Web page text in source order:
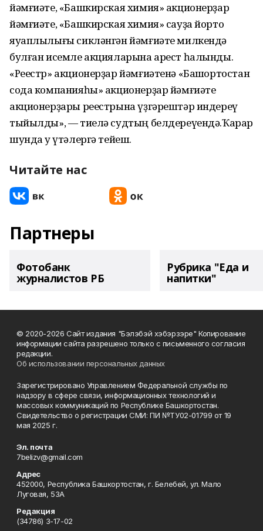
йәмғиәте, «Башкирская химия» акционерҙар
йәмғиәте, «Башкирская химия» сауҙа йорто
яуаплылығы сикләнгән йәмғиәте милкендә
булған исемле акцияларына арест һалынды.
«Реестр» акционерҙар йәмғиәтенә «Башҡортостан
сода компанияһы» акционерҙар йәмғиәте
акционерҙары реестрына үҙгәрештәр индереү
тыйылды», — тиелә судтың белдереүендә.Ҡарар
шунда уҡ үтәлергә тейеш.
Читайте нас
Партнеры
Фотобанк
журналистов РБ
Рубрика "Еда и
напитки"
© 2020-2026 Сайт издания "Бэлэбэй хэбэрзэре" Копирование
информации сайта разрешено только с письменного согласия
редакции.
Об использовании персональных данных
Зарегистрировано Управлением Федеральной службы по
надзору в сфере связи, информационных технологий и
массовых коммуникаций по Республике Башкортостан.
Свидетельство о регистрации СМИ: ПИ №ТУ02-01799 от 19
мая 2025 г.
Эл. почта
7belizv@gmail.com
Адрес
452000, Республика Башкортостан, г. Белебей, ул. Мало
Луговая, 53А
Редакция
(34786) 3-17-02